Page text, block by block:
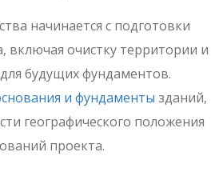
начинается с подготовки
включая очистку территории и
будущих фундаментов.
и фундаменты зданий,
географического положения
проекта.